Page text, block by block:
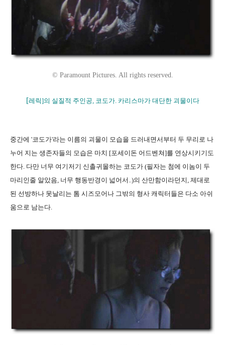
© Paramount Pictures. All rights reserved.
[레릭]의 실질적 주인공, 코도가. 카리스마가 대단한 괴물이다
중간에 '코도가'라는 이름의 괴물이 모습을 드러내면서부터 두 무리로 나
누어 지는 생존자들의 모습은 마치 [포세이돈 어드벤쳐]를 연상시키기도
한다. 다만 너무 여기저기 신촐귀몰하는 코도가 (필자는 첨에 이놈이 두
마리인줄 알았음, 너무 행동반경이 넓어서..)의 산만함이라던지, 제대로
된 선방하나 못날리는 톰 시즈모어나 그밖의 형사 캐릭터들은 다소 아쉬
움으로 남는다.